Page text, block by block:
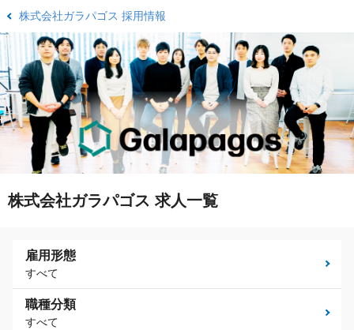
株式会社ガラパゴス 採用情報
株式会社ガラパゴス 求人一覧
雇用形態
すべて
職種分類
すべて